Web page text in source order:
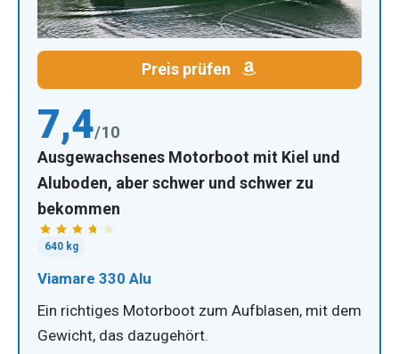
Preis prüfen
7,4/10
Ausgewachsenes Motorboot mit Kiel und
Aluboden, aber schwer und schwer zu
bekommen
640 kg
Viamare 330 Alu
Ein richtiges Motorboot zum Aufblasen, mit dem
Gewicht, das dazugehört.